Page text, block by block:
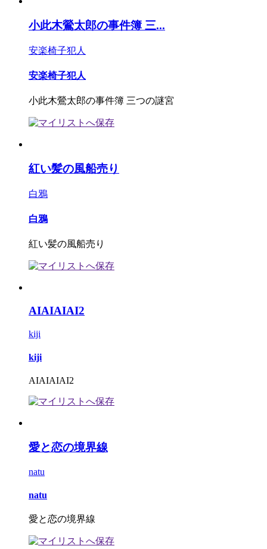
小此木鶯太郎の事件簿 三...
安楽椅子犯人
安楽椅子犯人
小此木鶯太郎の事件簿 三つの謎宮
紅い髪の風船売り
白鴉
白鴉
紅い髪の風船売り
AIAIAIAI2
kiji
kiji
AIAIAIAI2
愛と恋の境界線
natu
natu
愛と恋の境界線